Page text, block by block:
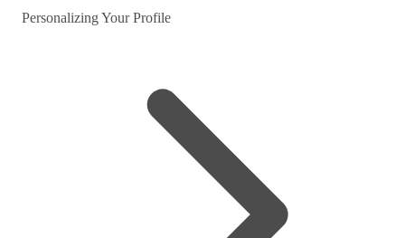
Personalizing Your Profile